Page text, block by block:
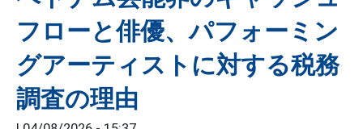
フローと俳優、パフォーミン
グアーティストに対する税務
調査の理由